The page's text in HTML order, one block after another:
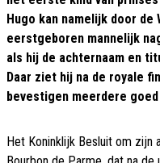
Hugo kan namelijk door de
eerstgeboren mannelijk
als hij de achternaam en
Daar ziet hij na de royale
bevestigen meerdere
Het Koninklijk Besluit om